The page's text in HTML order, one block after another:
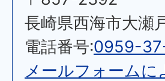
長崎県西海市大瀬
電話番号:0959-
メールフォーム